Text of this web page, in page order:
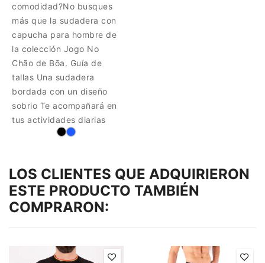
comodidad?No busques
más que la sudadera con
capucha para hombre de
la colección Jogo No
Chão de Bōa. Guía de
tallas Una sudadera
bordada con un diseño
sobrio Te acompañará en
tus actividades diarias
LOS CLIENTES QUE ADQUIRIERON
ESTE PRODUCTO TAMBIÉN
COMPRARON: